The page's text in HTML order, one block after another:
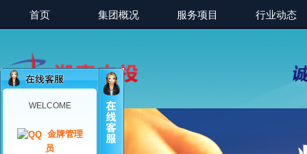
首页 集团概况 服务项目 行业动态
WELCOME
金牌管理
员